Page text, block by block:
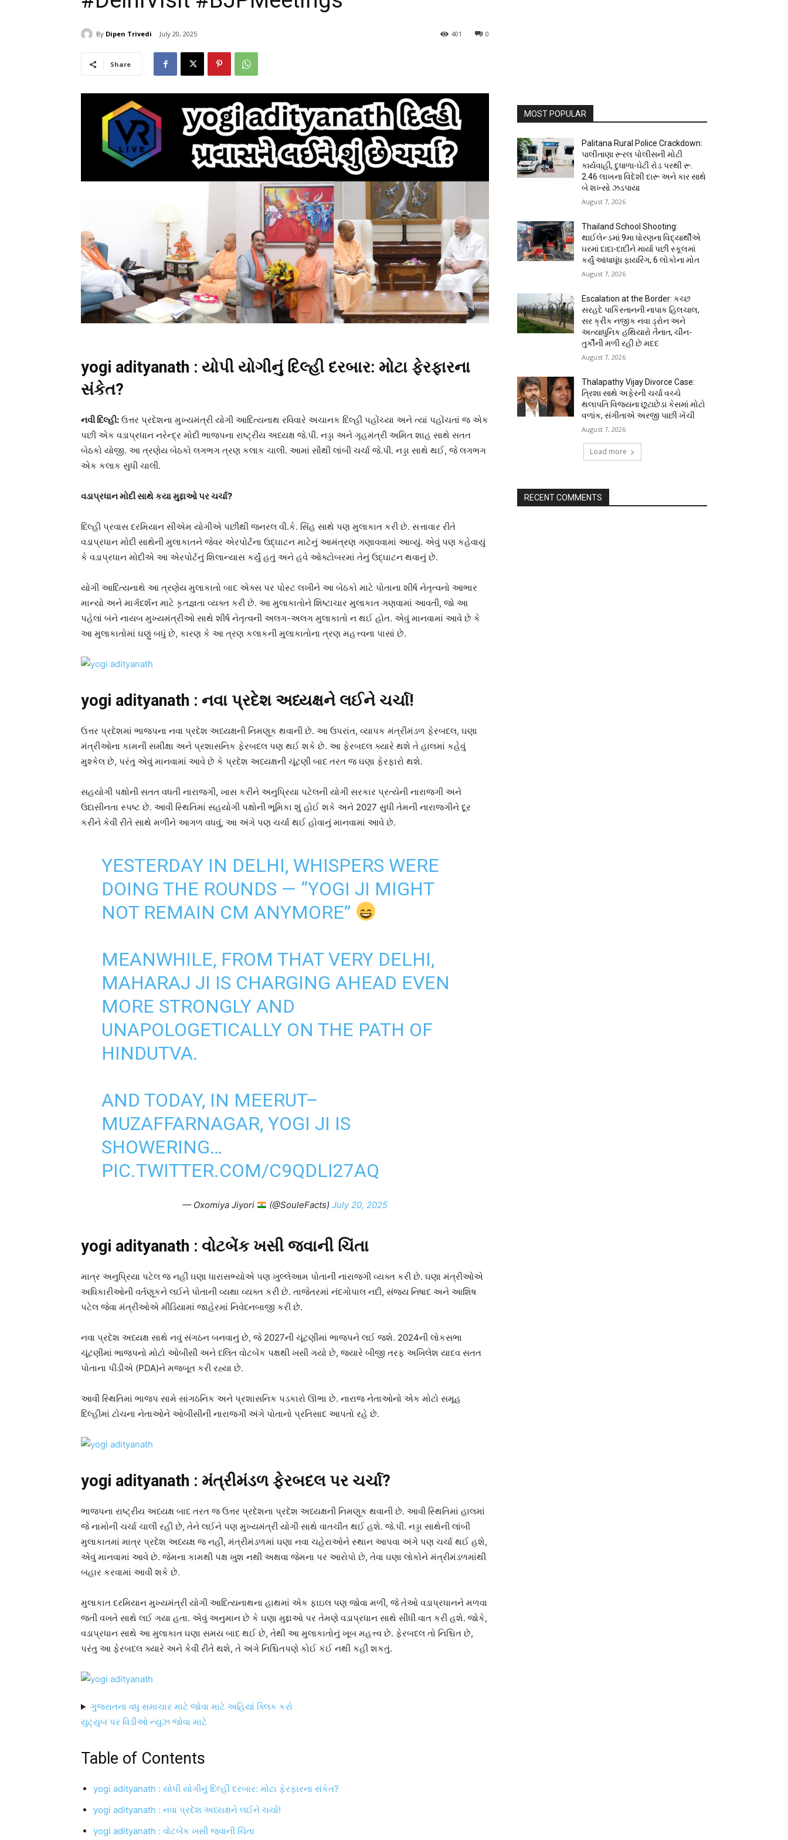
By Dipen Trivedi July 20, 2025 0
401
Share
yogi adityanath : યોપી યોગીનું દિલ્હી દરબાર: મોટા ફેરફારના
સંકેત?
નવી દિલ્હી: ઉત્તર પ્રદેશના મુખ્યમંત્રી યોગી આદિત્યનાથ રવિવારે અચાનક દિલ્હી પહોંચ્યા અને ત્યાં પહોંચતાં જ એક
પછી એક વડાપ્રધાન નરેન્દ્ર મોદી ભાજપના રાષ્ટ્રીય અધ્યક્ષ જે.પી. નડ્ડા અને ગૃહમંત્રી અમિત શાહ સાથે સતત
બેઠકો યોજી. આ ત્રણેય બેઠકો લગભગ ત્રણ કલાક ચાલી. આમાં સૌથી લાંબી ચર્ચા જે.પી. નડ્ડા સાથે થઈ, જે લગભગ
એક કલાક સુધી ચાલી.
વડાપ્રધાન મોદી સાથે કયા મુદ્દાઓ પર ચર્ચા?
દિલ્હી પ્રવાસ દરમિયાન સીએમ યોગીએ પછીથી જનરલ વી.કે. સિંહ સાથે પણ મુલાકાત કરી છે. સત્તાવાર રીતે
વડાપ્રધાન મોદી સાથેની મુલાકાતને જેવર એરપોર્ટના ઉદ્ઘાટન માટેનું આમંત્રણ ગણાવવામાં આવ્યું. એવું પણ કહેવાયું
કે વડાપ્રધાન મોદીએ આ એરપોર્ટનું શિલાન્યાસ કર્યું હતું અને હવે ઓક્ટોબરમાં તેનું ઉદ્ઘાટન થવાનું છે.
યોગી આદિત્યનાથે આ ત્રણેય મુલાકાતો બાદ એક્સ પર પોસ્ટ લખીને આ બેઠકો માટે પોતાના શીર્ષ નેતૃત્વનો આભાર
માન્યો અને માર્ગદર્શન માટે કૃતજ્ઞતા વ્યક્ત કરી છે. આ મુલાકાતોને શિષ્ટાચાર મુલાકાત ગણવામાં આવતી, જો આ
પહેલાં બંને નાયબ મુખ્યમંત્રીઓ સાથે શીર્ષ નેતૃત્વની અલગ-અલગ મુલાકાતો ન થઈ હોત. એવું માનવામાં આવે છે કે
આ મુલાકાતોમાં ઘણું બધું છે, કારણ કે આ ત્રણ કલાકની મુલાકાતોના ત્રણ મહત્ત્વના પાસાં છે.
yogi adityanath : નવા પ્રદેશ અધ્યક્ષને લઈને ચર્ચા!
ઉત્તર પ્રદેશમાં ભાજપના નવા પ્રદેશ અધ્યક્ષની નિમણૂક થવાની છે. આ ઉપરાંત, વ્યાપક મંત્રીમંડળ ફેરબદલ, ઘણા
મંત્રીઓના કામની સમીક્ષા અને પ્રશાસનિક ફેરબદલ પણ થઈ શકે છે. આ ફેરબદલ ક્યારે થશે તે હાલમાં કહેવું
મુશ્કેલ છે, પરંતુ એવું માનવામાં આવે છે કે પ્રદેશ અધ્યક્ષની ચૂંટણી બાદ તરત જ ઘણા ફેરફારો થશે.
સહયોગી પક્ષોની સતત વધતી નારાજગી, ખાસ કરીને અનુપ્રિયા પટેલની યોગી સરકાર પ્રત્યેની નારાજગી અને
ઉદાસીનતા સ્પષ્ટ છે. આવી સ્થિતિમાં સહયોગી પક્ષોની ભૂમિકા શું હોઈ શકે અને 2027 સુધી તેમની નારાજગીને દૂર
કરીને કેવી રીતે સાથે મળીને આગળ વધવું, આ અંગે પણ ચર્ચા થઈ હોવાનું માનવામાં આવે છે.
YESTERDAY IN DELHI, WHISPERS WERE
DOING THE ROUNDS — “YOGI JI MIGHT
NOT REMAIN CM ANYMORE”
MEANWHILE, FROM THAT VERY DELHI,
MAHARAJ JI IS CHARGING AHEAD EVEN
MORE STRONGLY AND
UNAPOLOGETICALLY ON THE PATH OF
HINDUTVA.
AND TODAY, IN MEERUT–
MUZAFFARNAGAR, YOGI JI IS
SHOWERING…
PIC.TWITTER.COM/C9QDLI27AQ
— Oxomiya Jiyori (@SouleFacts)July 20, 2025
yogi adityanath : વોટબેંક ખસી જવાની ચિંતા
માત્ર અનુપ્રિયા પટેલ જ નહીં ઘણા ધારાસભ્યોએ પણ ખુલ્લેઆમ પોતાની નારાજગી વ્યક્ત કરી છે. ઘણા મંત્રીઓએ
અધિકારીઓની વર્તણૂકને લઈને પોતાની વ્યથા વ્યક્ત કરી છે. તાજેતરમાં નંદગોપાલ નદી, સંજય નિષાદ અને આશિષ
પટેલ જેવા મંત્રીઓએ મીડિયામાં જાહેરમાં નિવેદનબાજી કરી છે.
નવા પ્રદેશ અધ્યક્ષ સાથે નવું સંગઠન બનવાનું છે, જે 2027ની ચૂંટણીમાં ભાજપને લઈ જશે. 2024ની લોકસભા
ચૂંટણીમાં ભાજપનો મોટો ઓબીસી અને દલિત વોટબેંક પક્ષથી ખસી ગયો છે, જ્યારે બીજી તરફ અખિલેશ યાદવ સતત
પોતાના પીડીએ (PDA)ને મજબૂત કરી રહ્યા છે.
આવી સ્થિતિમાં ભાજપ સામે સાંગઠનિક અને પ્રશાસનિક પડકારો ઊભા છે. નારાજ નેતાઓનો એક મોટો સમૂહ
દિલ્હીમાં ટોચના નેતાઓને ઓબીસીની નારાજગી અંગે પોતાનો પ્રતિસાદ આપતો રહે છે.
yogi adityanath : મંત્રીમંડળ ફેરબદલ પર ચર્ચા?
ભાજપના રાષ્ટ્રીય અધ્યક્ષ બાદ તરત જ ઉત્તર પ્રદેશના પ્રદેશ અધ્યક્ષની નિમણૂક થવાની છે. આવી સ્થિતિમાં હાલમાં
જે નામોની ચર્ચા ચાલી રહી છે, તેને લઈને પણ મુખ્યમંત્રી યોગી સાથે વાતચીત થઈ હશે. જે.પી. નડ્ડા સાથેની લાંબી
મુલાકાતમાં માત્ર પ્રદેશ અધ્યક્ષ જ નહીં, મંત્રીમંડળમાં ઘણા નવા ચહેરાઓને સ્થાન આપવા અંગે પણ ચર્ચા થઈ હશે,
એવું માનવામાં આવે છે. જેમના કામથી પક્ષ ખુશ નથી અથવા જેમના પર આરોપો છે, તેવા ઘણા લોકોને મંત્રીમંડળમાંથી
બહાર કરવામાં આવી શકે છે.
મુલાકાત દરમિયાન મુખ્યમંત્રી યોગી આદિત્યનાથના હાથમાં એક ફાઇલ પણ જોવા મળી, જે તેઓ વડાપ્રધાનને મળવા
જતી વખતે સાથે લઈ ગયા હતા. એવું અનુમાન છે કે ઘણા મુદ્દાઓ પર તેમણે વડાપ્રધાન સાથે સીધી વાત કરી હશે. જોકે,
વડાપ્રધાન સાથે આ મુલાકાત ઘણા સમય બાદ થઈ છે, તેથી આ મુલાકાતોનું ખૂબ મહત્ત્વ છે. ફેરબદલ તો નિશ્ચિત છે,
પરંતુ આ ફેરબદલ ક્યારે અને કેવી રીતે થશે, તે અંગે નિશ્ચિતપણે કોઈ કંઈ નથી કહી શકતું.
ગુજરાતના વધુ સમાચાર માટે જોવા માટે અહિયાં ક્લિક કરો
યુટ્યુબ પર વિડીઓ ન્યુઝ જોવા માટે
Table of Contents
yogi adityanath : યોપી યોગીનું દિલ્હી દરબાર: મોટા ફેરફારના સંકેત?
yogi adityanath : નવા પ્રદેશ અધ્યક્ષને લઈને ચર્ચા!
yogi adityanath : વોટબેંક ખસી જવાની ચિંતા
MOST POPULAR
Palitana Rural Police Crackdown:
પાલીતાણા રૂરલ પોલીસની મોટી
કાર્યવાહી, દુધાળા-ઘેટી રોડ પરથી રૂ.
2.46 લાખના વિદેશી દારૂ અને કાર સાથે
બે શખ્સો ઝડપાયા
August 7, 2026
Thailand School Shooting:
થાઈલેન્ડમાં 9મા ધોરણના વિદ્યાર્થીએ
ઘરમાં દાદા-દાદીને માર્યા પછી સ્કૂલમાં
કર્યું આંધાધૂંધ ફાયરિંગ, 6 લોકોના મોત
August 7, 2026
Escalation at the Border: કચ્છ
સરહદે પાકિસ્તાનની નાપાક હિલચાલ,
સર ક્રીક નજીક નવા ડ્રોન અને
અત્યાધુનિક હથિયારો તૈનાત, ચીન-
તુર્કીની મળી રહી છે મદદ
August 7, 2026
Thalapathy Vijay Divorce Case:
ત્રિશા સાથે અફેરની ચર્ચા વચ્ચે
થલાપતિ વિજયના છૂટાછેડા કેસમાં મોટો
વળાંક, સંગીતાએ અરજી પાછી ખેંચી
August 7, 2026
Load more
RECENT COMMENTS